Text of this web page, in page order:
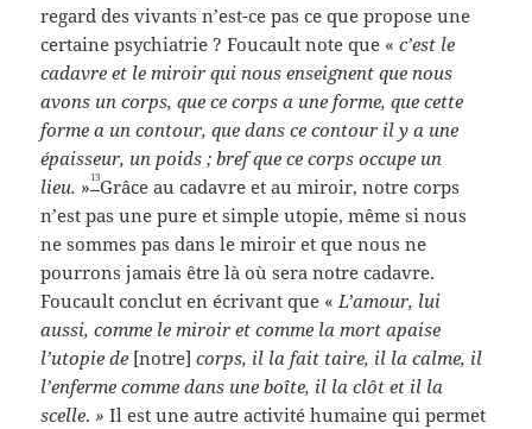
regard des vivants n’est-ce pas ce que propose une
certaine psychiatrie ? Foucault note que «c’est le
cadavre et le miroir qui nous enseignent que nous
avons un corps, que ce corps a une forme, que cette
forme a un contour, que dans ce contour il y a une
épaisseur, un poids ; bref que ce corps occupe un
lieu. »13Grâce au cadavre et au miroir, notre corps
n’est pas une pure et simple utopie, même si nous
ne sommes pas dans le miroir et que nous ne
pourrons jamais être là où sera notre cadavre.
Foucault conclut en écrivant que « L’amour, lui
aussi, comme le miroir et comme la mort apaise
l’utopie de [notre]corps, il la fait taire, il la calme, il
l’enferme comme dans une boîte, il la clôt et il la
scelle. »Il est une autre activité humaine qui permet